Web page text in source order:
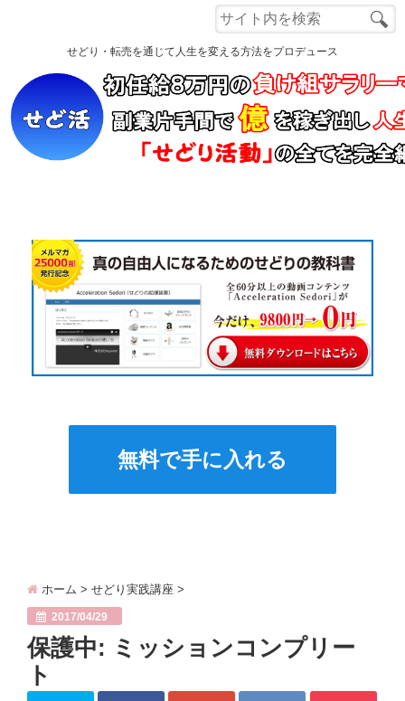
もくじ
電脳せどり講座
Q&A
Close
せどり・転売を通じて人生を変える方法をプロデュース
無料で手に入れる
ホーム > せどり実践講座 >
2017/04/29
保護中: ミッションコンプリー
ト